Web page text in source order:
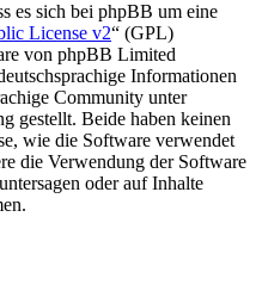
es sich bei phpBB um eine
License v2“ (GPL)
von phpBB Limited
Informationen
Community unter
gestellt. Beide haben keinen
wie die Software verwendet
die Verwendung der Software
oder auf Inhalte